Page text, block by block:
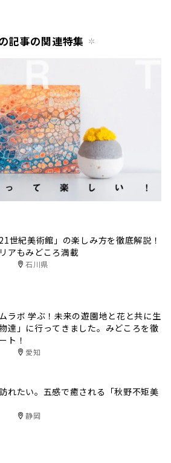
記事の関連特集
21世紀美術館」の楽しみ方を徹底解説！
アもみどころ満載
石川県
ムラボ 学ぶ！未来の遊園地と花と共に生
達」に行ってきました。みどころを徹
ト！
愛知
れたい。五感で癒される「秋野不矩美
静岡